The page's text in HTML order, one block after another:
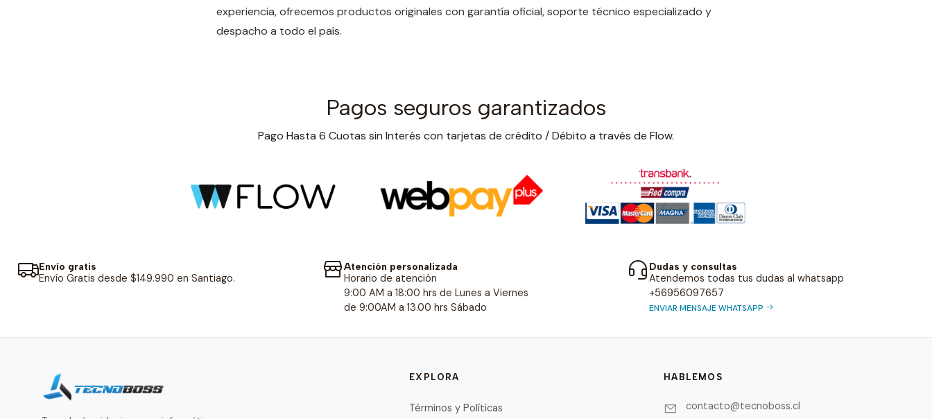
experiencia, ofrecemos productos originales con garantía oficial, soporte técnico especializado y
despacho a todo el país.
Pagos seguros garantizados
Pago Hasta 6 Cuotas sin Interés con tarjetas de crédito / Débito a través de Flow.
Envío gratis
Envío Gratis desde $149.990 en Santiago.
Atención personalizada
Horario de atención
9:00 AM a 18:00 hrs de Lunes a Viernes
de 9:00AM a 13.00 hrs Sábado
Dudas y consultas
Atendemos todas tus dudas al whatsapp
+56956097657
ENVIAR MENSAJE WHATSAPP
EXPLORA
Términos y Políticas
HABLEMOS
contacto@tecnoboss.cl